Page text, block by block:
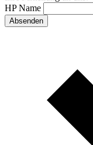
HP Name
Absenden